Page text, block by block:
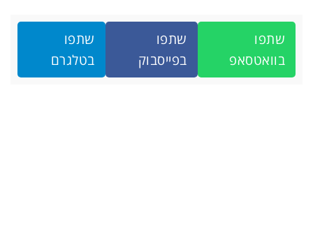
שתפו
בוואטסאפ
שתפו
בפייסבוק
שתפו
בטלגרם